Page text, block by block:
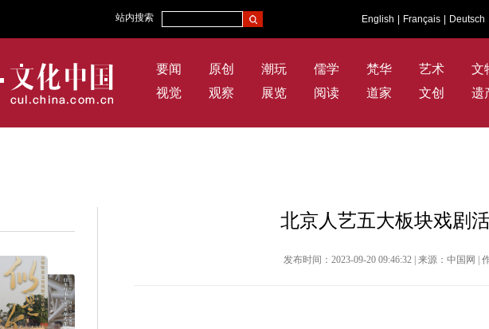
站内搜索 English Français Deutsch
要闻 原创 潮玩 儒学 梵华 艺术
文
视觉
观察 展览 阅读 道家 文创 遗
北京人艺五大板块戏剧
发布时间：2023-09-20 09:46:32 | 来源：中国网 |